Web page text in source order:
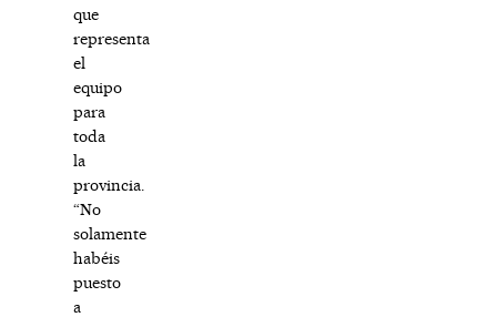
que
representa
el
equipo
para
toda
la
provincia.
“No
solamente
habéis
puesto
a